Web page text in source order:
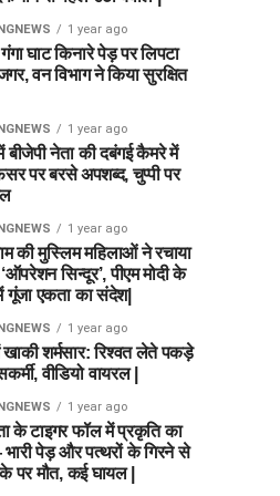
1 year ago
गंगा घाट किनारे पेड़ पर लिपटा
वन विभाग ने किया सुरक्षित
1 year ago
में बीजेपी नेता की दबंगई कैमरे में
पर बरसे अपशब्द, चुप्पी पर
1 year ago
की मुस्लिम महिलाओं ने रचाया
सिन्दूर’, पीएम मोदी के
गूंजा एकता का संदेश|
1 year ago
खाकी शर्मसार: रिश्वत लेते पकड़े
वीडियो वायरल |
1 year ago
के टाइगर फॉल में प्रकृति का
पेड़ और पत्थरों के गिरने से
पर मौत, कई घायल |